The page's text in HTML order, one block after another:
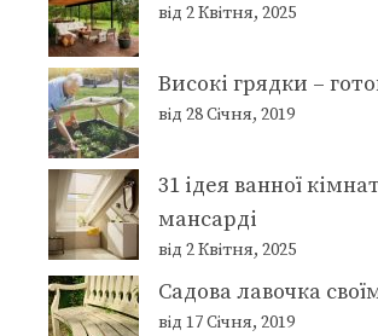
від 2 Квітня, 2025
Високі грядки –
від 28 Січня, 2019
31 ідея ванної
мансарді
від 2 Квітня, 2025
Садова лавочка
від 17 Січня, 2019